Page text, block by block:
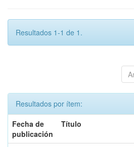
Resultados 1-1 de 1.
Resultados por ítem:
Fecha de
publicación
Título